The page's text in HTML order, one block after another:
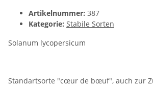
Artikelnummer: 387
Kategorie: Stabile Sorten
Solanum lycopersicum
Standartsorte "cœur de bœuf", auch zur